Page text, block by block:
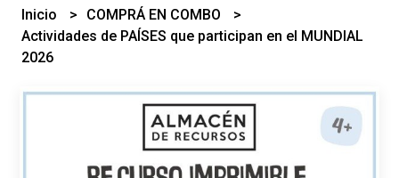
Inicio
COMPRÁ EN COMBO
Actividades de PAÍSES que participan en el MUNDIAL
2026